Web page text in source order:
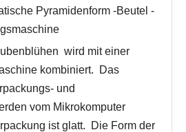
Pyramidenform -Beutel -
wird mit einer
kombiniert.
Das
und
vom Mikrokomputer
ist glatt.
Die Form der